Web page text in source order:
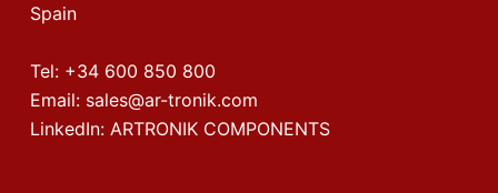
Spain
Tel: +34 600 850 800
Email: sales@ar-tronik.com
LinkedIn: ARTRONIK COMPONENTS